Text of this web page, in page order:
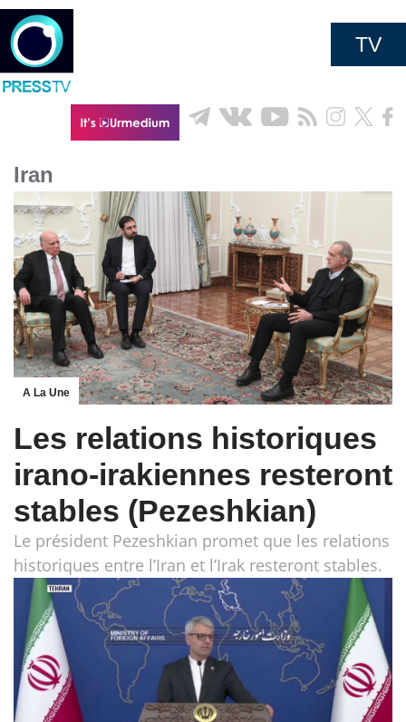
TV
Iran
A La Une
Les relations historiques
irano-irakiennes resteront
stables (Pezeshkian)
Le président Pezeshkian promet que les relations
historiques entre l’Iran et l’Irak resteront stables.